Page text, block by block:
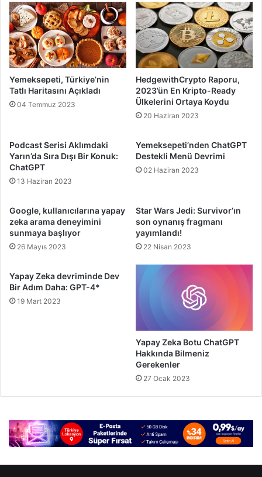
Yemeksepeti, Türkiye’nin
Tatlı Haritasını Açıkladı
04 Temmuz 2023
HedgewithCrypto Raporu,
2023’ün En Kripto-Ready
Ülkelerini Ortaya Koydu
20 Haziran 2023
Podcast Serisi Aklımdaki
Yarın’da Sıra Dışı Bir Konuk:
ChatGPT
13 Haziran 2023
Yemeksepeti’nden ChatGPT
Destekli Menü Devrimi
02 Haziran 2023
Google, kullanıcılarına yapay
zeka arama deneyimini
sunmaya başlıyor
26 Mayıs 2023
Star Wars Jedi: Survivor’ın
son oynanış fragmanı
yayımlandı!
22 Nisan 2023
Yapay Zeka devriminde Dev
Bir Adım Daha: GPT-4*
19 Mart 2023
Yapay Zeka Botu ChatGPT
Hakkında Bilmeniz
Gerekenler
27 Ocak 2023